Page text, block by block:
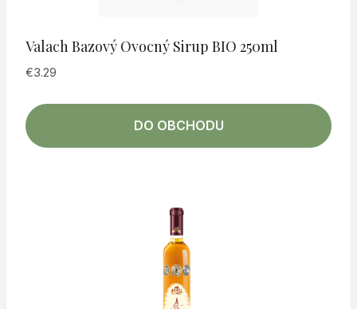
Valach Bazový Ovocný Sirup BIO 250ml
€3.29
DO OBCHODU